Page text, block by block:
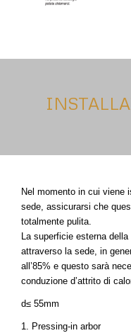
Nel momento in cui viene
sede, assicurarsi che
totalmente pulita.
La superficie esterna
attraverso la sede, in
all’85% e questo sarà
conduzione d’attrito di
d≤ 55mm
1. Pressing-in arbor